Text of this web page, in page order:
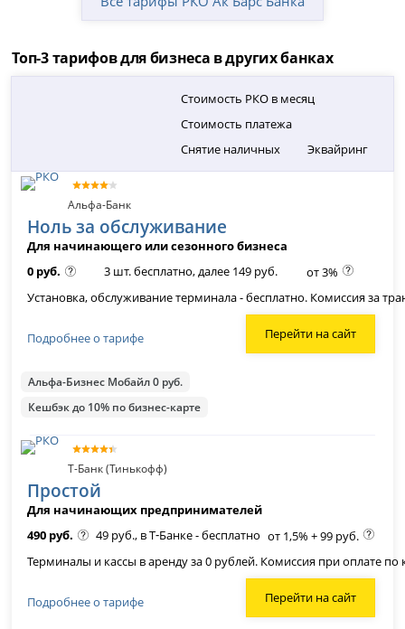
Топ-3 тарифов для бизнеса в других банках
Стоимость РКО в месяц
Стоимость платежа
Снятие наличных
Эквайринг
Альфа-Банк
Ноль за обслуживание
Для начинающего или сезонного бизнеса
0 руб.
3 шт. бесплатно, далее 149 руб.
от 3%
Установка, обслуживание терминала - бесплатно. Комиссия за
Подробнее о тарифе Перейти на сайт
Альфа-Бизнес Мобайл 0 руб.
Кешбэк до 10% по бизнес-карте
Т-Банк (Тинькофф)
Простой
Для начинающих предпринимателей
490 руб.
49 руб., в Т‑Банке - бесплатно от 1,5% + 99 руб.
Терминалы и кассы в аренду за 0 рублей. Комиссия при оплате по
Подробнее о тарифе Перейти на сайт